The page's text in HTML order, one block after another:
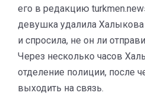
его в редакцию
девушка удалила Халыкова
и спросила, не он ли
Через несколько часов
отделение полиции, после
выходить на связь.